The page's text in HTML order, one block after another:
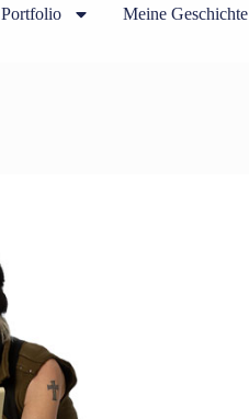
Portfolio Meine Geschichte